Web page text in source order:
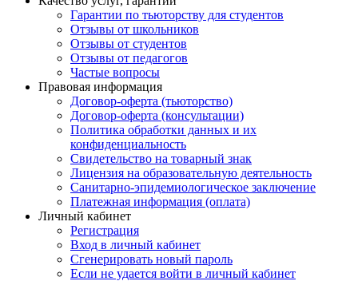
Гарантии по тьюторству для студентов
Отзывы от школьников
Отзывы от студентов
Отзывы от педагогов
Частые вопросы
Правовая информация
Договор-оферта (тьюторство)
Договор-оферта (консультации)
Политика обработки данных и их
конфиденциальность
Свидетельство на товарный знак
Лицензия на образовательную деятельность
Санитарно-эпидемиологическое заключение
Платежная информация (оплата)
Личный кабинет
Регистрация
Вход в личный кабинет
Сгенерировать новый пароль
Если не удается войти в личный кабинет